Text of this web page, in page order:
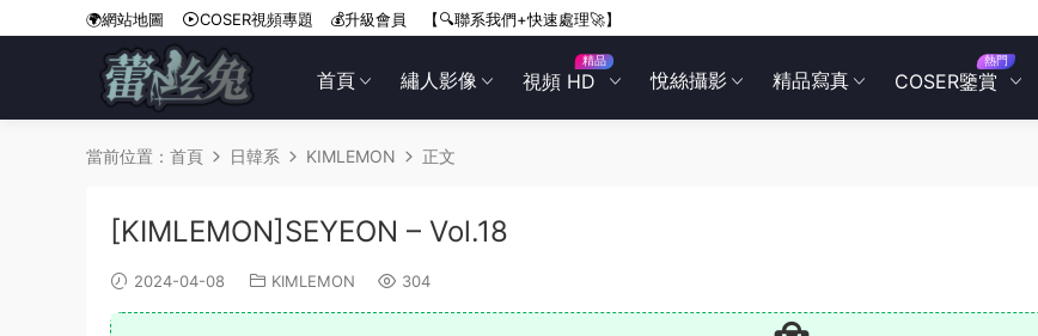
首頁 繡人影像 視頻 HD
精品
悅絲攝影 精品寫真 COSER鑒賞
熱門
🌍網站地圖 COSER視頻專題 💰升級會員 【🔍聯系我們+快速處理🚀】
當前位置： 首頁 日韓系 KIMLEMON 正文
[KIMLEMON]SEYEON – Vol.18
2024-04-08 KIMLEMON 304